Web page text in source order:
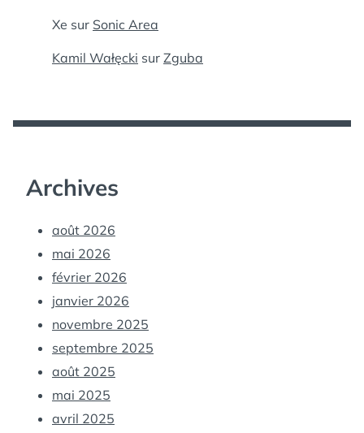
Xe sur Sonic Area
Kamil Wałęcki sur Zguba
Archives
août 2026
mai 2026
février 2026
janvier 2026
novembre 2025
septembre 2025
août 2025
mai 2025
avril 2025